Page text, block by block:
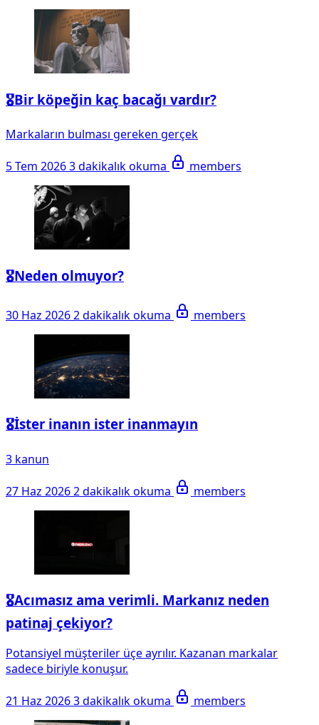
🎖️Bir köpeğin kaç bacağı vardır?
Markaların bulması gereken gerçek
5 Tem 20263 dakikalık okuma members
🎖️Neden olmuyor?
30 Haz 20262 dakikalık okuma members
🎖️İster inanın ister inanmayın
3 kanun
27 Haz 20262 dakikalık okuma members
🎖️Acımasız ama verimli. Markanız neden
patinaj çekiyor?
Potansiyel müşteriler üçe ayrılır. Kazanan markalar
sadece biriyle konuşur.
21 Haz 20263 dakikalık okuma members